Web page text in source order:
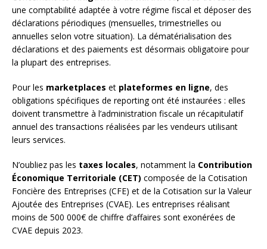
une comptabilité adaptée à votre régime fiscal et déposer des
déclarations périodiques (mensuelles, trimestrielles ou
annuelles selon votre situation). La dématérialisation des
déclarations et des paiements est désormais obligatoire pour
la plupart des entreprises.
Pour les marketplaces et plateformes en ligne, des
obligations spécifiques de reporting ont été instaurées : elles
doivent transmettre à l’administration fiscale un récapitulatif
annuel des transactions réalisées par les vendeurs utilisant
leurs services.
N’oubliez pas les taxes locales, notamment la Contribution
Économique Territoriale (CET) composée de la Cotisation
Foncière des Entreprises (CFE) et de la Cotisation sur la Valeur
Ajoutée des Entreprises (CVAE). Les entreprises réalisant
moins de 500 000€ de chiffre d’affaires sont exonérées de
CVAE depuis 2023.